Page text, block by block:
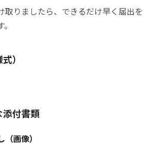
取りましたら、できるだけ早く届出を
）
添付書類
画像）